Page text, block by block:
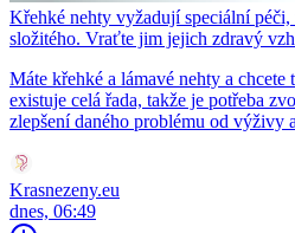
Křehké nehty vyžadují speciální péči,
složitého. Vraťte jim jejich zdravý
Máte křehké a lámavé nehty a chcete
existuje celá řada, takže je potřeba
zlepšení daného problému od výživy
Krasnezeny.eu
dnes, 06:49